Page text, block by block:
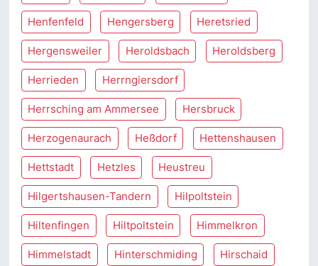
Henfenfeld Hengersberg Heretsried
Hergensweiler Heroldsbach Heroldsberg
Herrieden Herrngiersdorf
Herrsching am Ammersee Hersbruck
Herzogenaurach Heßdorf Hettenshausen
Hettstadt Hetzles Heustreu
Hilgertshausen-Tandern Hilpoltstein
Hiltenfingen Hiltpoltstein Himmelkron
Himmelstadt Hinterschmiding Hirschaid